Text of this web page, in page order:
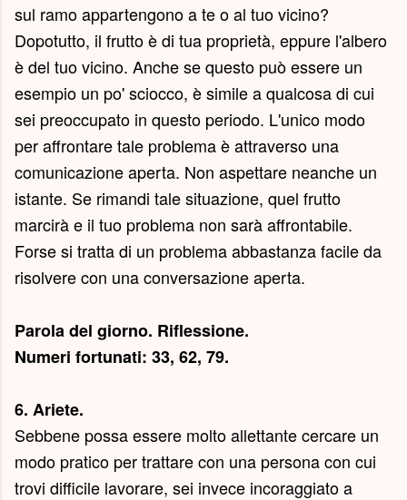
sul ramo appartengono a te o al tuo vicino?
Dopotutto, il frutto è di tua proprietà, eppure l'albero
è del tuo vicino. Anche se questo può essere un
esempio un po' sciocco, è simile a qualcosa di cui
sei preoccupato in questo periodo. L'unico modo
per affrontare tale problema è attraverso una
comunicazione aperta. Non aspettare neanche un
istante. Se rimandi tale situazione, quel frutto
marcirà e il tuo problema non sarà affrontabile.
Forse si tratta di un problema abbastanza facile da
risolvere con una conversazione aperta.
Parola del giorno. Riflessione.
Numeri fortunati: 33, 62, 79.
6. Ariete.
Sebbene possa essere molto allettante cercare un
modo pratico per trattare con una persona con cui
trovi difficile lavorare, sei invece incoraggiato a